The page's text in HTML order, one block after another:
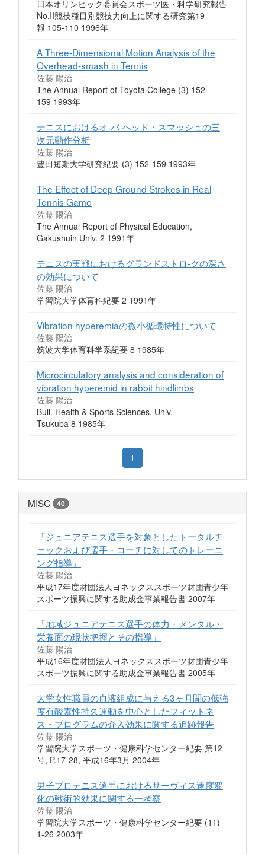
日本オリンピック委員会スポーツ医・科学研究報告
No.II競技種目別競技力向上に関する研究第19
報 105-110 1996年
A Three-Dimensional Motion Analysis of the
Overhead-smash in Tennis
佐藤 陽治
The Annual Report of Toyota College (3) 152-
159 1993年
テニスにおけるオ-バ-ヘッド・スマッシュの三
次元動作分析
佐藤 陽治
豊田短期大学研究紀要 (3) 152-159 1993年
The Effect of Deep Ground Strokes in Real
Tennis Game
佐藤 陽治
The Annual Report of Physical Education,
Gakushuin Univ. 2 1991年
テニスの実戦におけるグランドストロ-クの深さ
の効果について
佐藤 陽治
学習院大学体育科紀要 2 1991年
Vibration hyperemiaの微小循環特性について
佐藤 陽治
筑波大学体育科学系紀要 8 1985年
Microcirculatory analysis and consideration of
vibration hyperemid in rabbit hindlimbs
佐藤 陽治
Bull. Health & Sports Sciences, Univ.
Tsukuba 8 1985年
1
MISC 40
「ジュニアテニス選手を対象としたトータルチ
ェックおよび選手・コーチに対してのトレーニ
ング指導」
佐藤 陽治
平成17年度財団法人ヨネックススポーツ財団青少年
スポーツ振興に関する助成金事業報告書 2007年
「地域ジュニアテニス選手の体力・メンタル・
栄養面の現状把握とその指導」
佐藤 陽治
平成16年度財団法人ヨネックススポーツ財団青少年
スポーツ振興に関する助成金事業報告書 2005年
大学女性職員の血液組成に与える3ヶ月間の低強
度有酸素性持久運動を中心としたフィットネ
ス・プログラムの介入効果に関する追跡報告
佐藤 陽治
学習院大学スポーツ・健康科学センター紀要 第12
号, P.17-28, 平成16年3月 2004年
男子プロテニス選手におけるサーヴィス速度変
化の戦術的効果に関する一考察
佐藤 陽治
学習院大学スポーツ・健康科学センター紀要 (11)
1-26 2003年